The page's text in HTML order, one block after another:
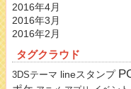
2016年4月
2016年3月
2016年2月
タグクラウド
3DSテーマ lineスタンプ